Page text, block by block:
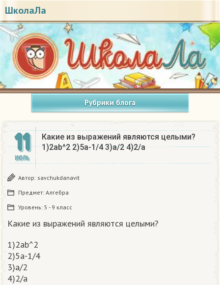
ШколаЛа
Рубрики блога
11
ИЮЛЬ
Какие из выражений являются целыми?
1)2ab^2 2)5a-1/4 3)a/2 4)2/a ​
Автор: savchukdanavit
Предмет: Алгебра
Уровень: 5 - 9 класс
Какие из выражений являются целыми?
1)2ab^2
2)5a-1/4
3)a/2
4)2/a